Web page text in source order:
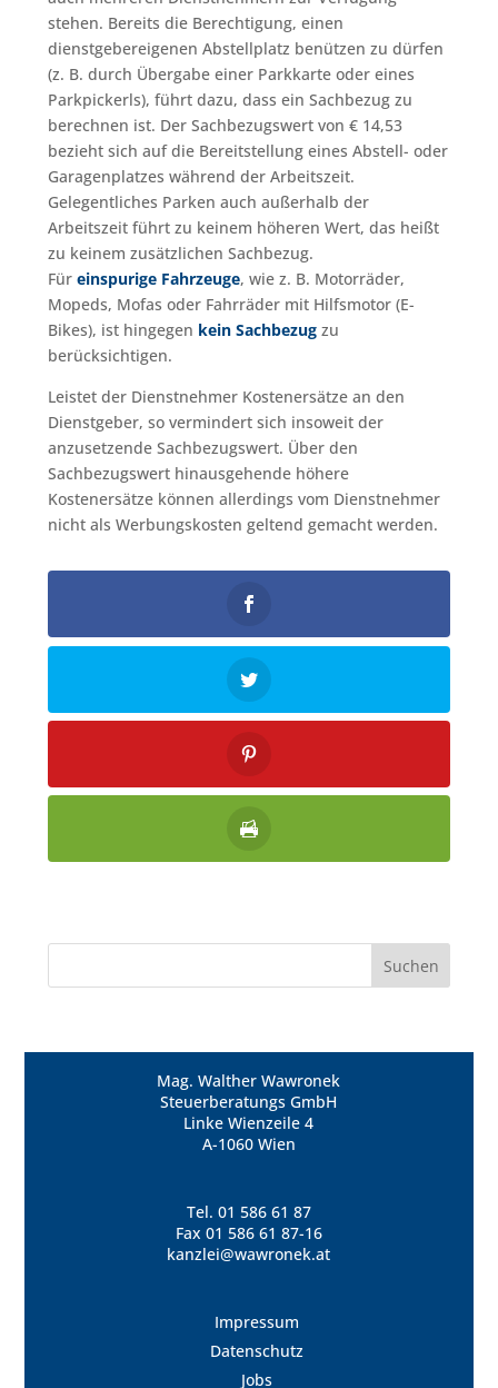
stehen. Bereits die Berechtigung, einen
dienstgebereigenen Abstellplatz benützen zu dürfen
(z. B. durch Übergabe einer Parkkarte oder eines
Parkpickerls), führt dazu, dass ein Sachbezug zu
berechnen ist. Der Sachbezugswert von € 14,53
bezieht sich auf die Bereitstellung eines Abstell- oder
Garagenplatzes während der Arbeitszeit.
Gelegentliches Parken auch außerhalb der
Arbeitszeit führt zu keinem höheren Wert, das heißt
zu keinem zusätzlichen Sachbezug.
Für einspurige Fahrzeuge, wie z. B. Motorräder,
Mopeds, Mofas oder Fahrräder mit Hilfsmotor (E-
Bikes), ist hingegen kein Sachbezugzu
berücksichtigen.
Leistet der Dienstnehmer Kostenersätze an den
Dienstgeber, so vermindert sich insoweit der
anzusetzende Sachbezugswert. Über den
Sachbezugswert hinausgehende höhere
Kostenersätze können allerdings vom Dienstnehmer
nicht als Werbungskosten geltend gemacht werden.
Mag. Walther Wawronek
Steuerberatungs GmbH
Linke Wienzeile 4
A-1060 Wien
Tel. 01 586 61 87
Fax 01 586 61 87-16
kanzlei@wawronek.at
Impressum
Datenschutz
Jobs